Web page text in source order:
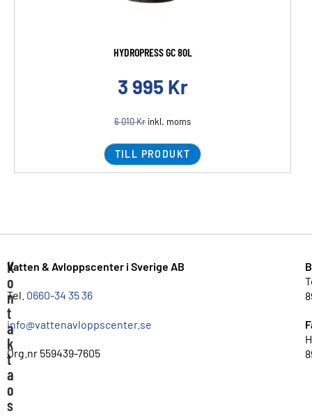
HYDROPRESS GC 80L
3 995 Kr
6 010Kr inkl. moms
TILL PRODUKT
K
o
n
t
a
k
t
a
o
s
Vatten & Avloppscenter i Sverige AB
Tel. 0660-34 35 36
info@vattenavloppscenter.se
Org.nr 559439-7605